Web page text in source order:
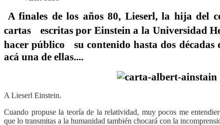
A finales de los años 80, Lieserl, la hija del
cartas escritas por Einstein a la Universidad
hacer público su contenido hasta dos décadas
acá una de ellas....
A Lieserl Einstein.
Cuando propuse la teoría de la relatividad, muy pocos me
que lo transmitas a la humanidad también chocará con la